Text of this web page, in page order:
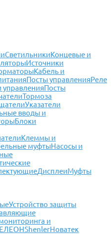
СветильникиКонцевые и
Источники
Кабель и
Посты управленияРеле
Посты
Тормоза
Указатели
вводы и
Блоки
Клеммы и
муфтыНасосы и
ДисплеиМуфты
Устройство защиты
и
ShenlerНоватек